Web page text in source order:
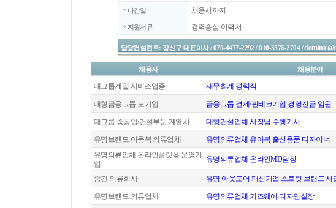
마감일 채용시까지
지원서류 경력중심 이력서
담당컨설턴트: 강신구 대표이사 / 070-4477-2292 / 010-3576-2704 /
채용사 채용분야
대그룹계열 서비스업종 재무회계 경력직
대형금융그룹 모기업 금융그룹 결제/핀테크기업 경영진급 임원
대그룹 중공업/건설부문 계열사 대형건설업체 사장님 수행기사
유명브랜드 아동복 의류업체 유명의류업체 유아복 출산용품 디자이너
유명의류업체 온라인플랫폼 운영기
업
유명의류업체 온라인MD팀장
중견 의류회사 유명 아웃도어 패션기업 스트릿 브랜드 사
유명브랜드 의류업체 유명의류업체 키즈웨어 디자인실장